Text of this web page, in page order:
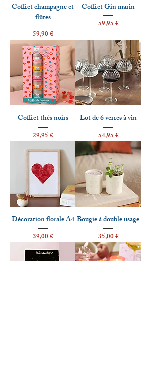
Coffret champagne et
flûtes
Prix
59,90 €
Coffret Gin marin
Prix
59,95 €
Coffret thés noirs
Prix
29,95 €
Lot de 6 verres à vin
Prix
54,95 €
Décoration florale A4
Prix
39,00 €
Bougie à double usage
Prix
35,00 €